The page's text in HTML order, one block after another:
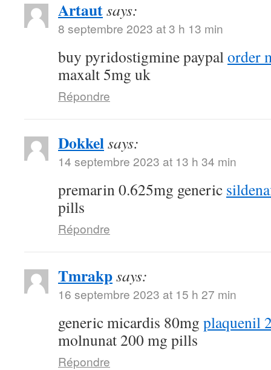
Artautsays:
8 septembre 2023 at 3 h 13 min
buy pyridostigmine paypalorder
maxalt 5mg uk
Répondre
Dokkelsays:
14 septembre 2023 at 13 h 34 min
premarin 0.625mg generic
pills
Répondre
Tmrakpsays:
16 septembre 2023 at 15 h 27 min
generic micardis 80mg plaquenil
molnunat 200 mg pills
Répondre